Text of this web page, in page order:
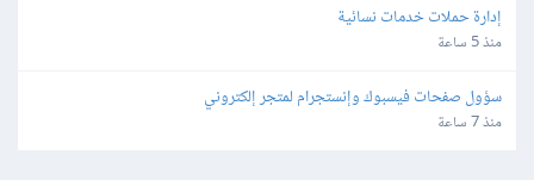
إدارة حملات خدمات نسائية
منذ 5 ساعة
سؤول صفحات فيسبوك وإنستجرام لمتجر إلكتروني
منذ 7 ساعة